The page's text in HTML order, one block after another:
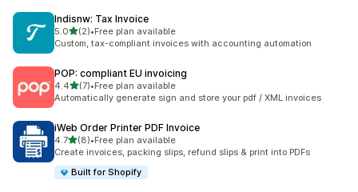
Indisnw: Tax Invoice
5.0เต็ม 5 ดาว
(2)
ทั้งหมด 2 รีวิว
•Free plan available
Custom, tax-compliant invoices with accounting automation
POP: compliant EU invoicing
4.4เต็ม 5 ดาว
(7)
ทั้งหมด 7 รีวิว
•Free plan available
Automatically generate sign and store your pdf / XML invoices
iWeb Order Printer PDF Invoice
4.7เต็ม 5 ดาว
(8)
ทั้งหมด 8 รีวิว
•Free plan available
Create invoices, packing slips, refund slips & print into PDFs
Built for Shopify